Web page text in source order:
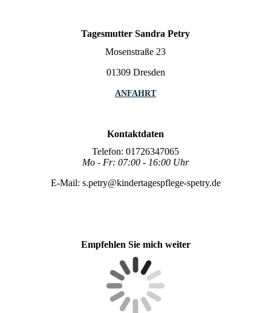
Tagesmutter Sandra Petry
Mosenstraße 23
01309 Dresden
ANFAHRT
Kontaktdaten
Telefon: 01726347065
Mo - Fr: 07:00 - 16:00 Uhr
E-Mail: s.petry@kindertagespflege-spetry.de
Empfehlen Sie mich weiter